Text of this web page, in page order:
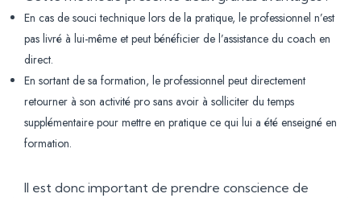
En cas de souci technique lors de la pratique, le professionnel n’est
pas livré à lui-même et peut bénéficier de l’assistance du coach en
direct.
En sortant de sa formation, le professionnel peut directement
retourner à son activité pro sans avoir à solliciter du temps
supplémentaire pour mettre en pratique ce qui lui a été enseigné en
formation.
Il est donc important de prendre conscience de